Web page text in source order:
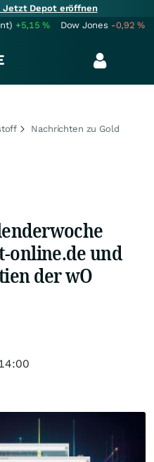
Jetzt Depot eröffnen
+5,15% Dow Jones -0,92%
Nachrichten zu Gold
online.de und
der wO